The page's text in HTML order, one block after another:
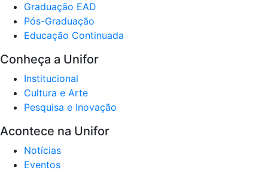
Graduação EAD
Pós-Graduação
Educação Continuada
Conheça a Unifor
Institucional
Cultura e Arte
Pesquisa e Inovação
Acontece na Unifor
Notícias
Eventos